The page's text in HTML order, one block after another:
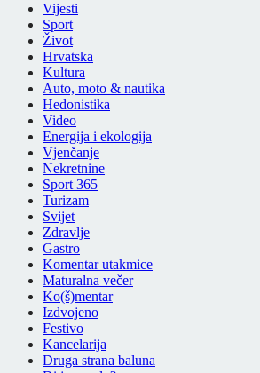
Vijesti
Sport
Život
Hrvatska
Kultura
Auto, moto & nautika
Hedonistika
Video
Energija i ekologija
Vjenčanje
Nekretnine
Sport 365
Turizam
Svijet
Zdravlje
Gastro
Komentar utakmice
Maturalna večer
Ko(š)mentar
Izdvojeno
Festivo
Kancelarija
Druga strana baluna